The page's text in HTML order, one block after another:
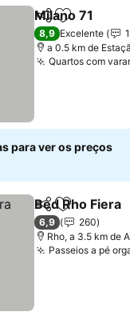
PartilharAdicionar
Milano 71
8,9 Excelente
a 0.5 km de
Quartos com
para ver os preços
PartilharAdicionar
Bed Rho Fiera
6,9
260
Rho, a 3.5 km de
Passeios a pé